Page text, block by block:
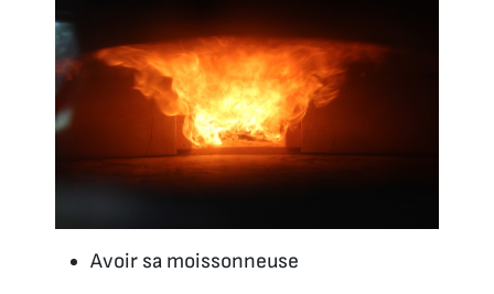
Avoir sa moissonneuse